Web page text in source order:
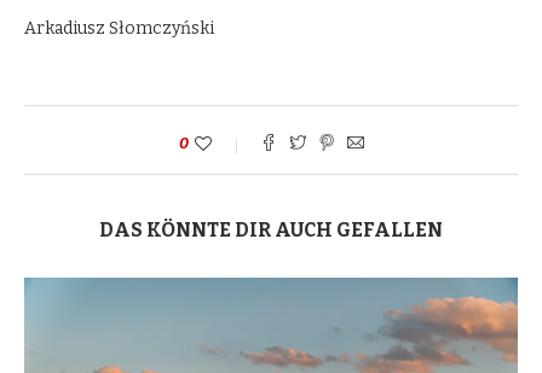
Arkadiusz Słomczyński
0
DAS KÖNNTE DIR AUCH GEFALLEN